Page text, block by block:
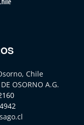
Chile
OSORNO A.G.